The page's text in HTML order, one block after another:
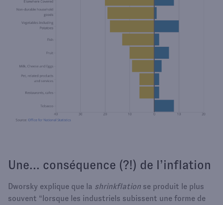
Une... conséquence (?!) de l’inflation
Dworsky explique que la shrinkflation se produit le plus
souvent “lorsque les industriels subissent une forme de